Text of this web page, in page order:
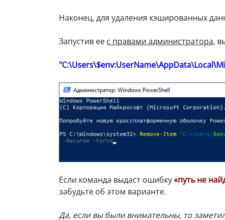
Наконец, для удаления кэшированных
Запустив ее с правами администратора,
Если команда выдаст ошибку«путь не
забудьте об этом варианте.
Да, если вы были внимательны, то